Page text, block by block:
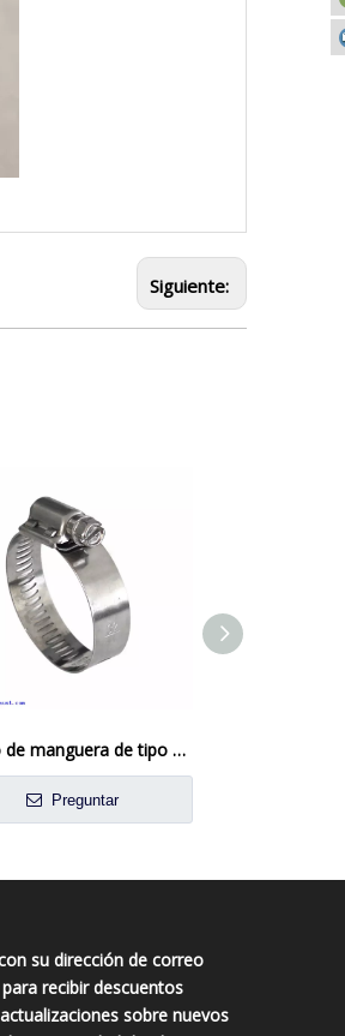
Siguiente:
Rango de manguera de tipo de tamaño ajustable de tamaño americano
Preguntar
su dirección de correo
recibir descuentos
sobre nuevos